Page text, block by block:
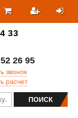
33
26 95
звонок
расчет